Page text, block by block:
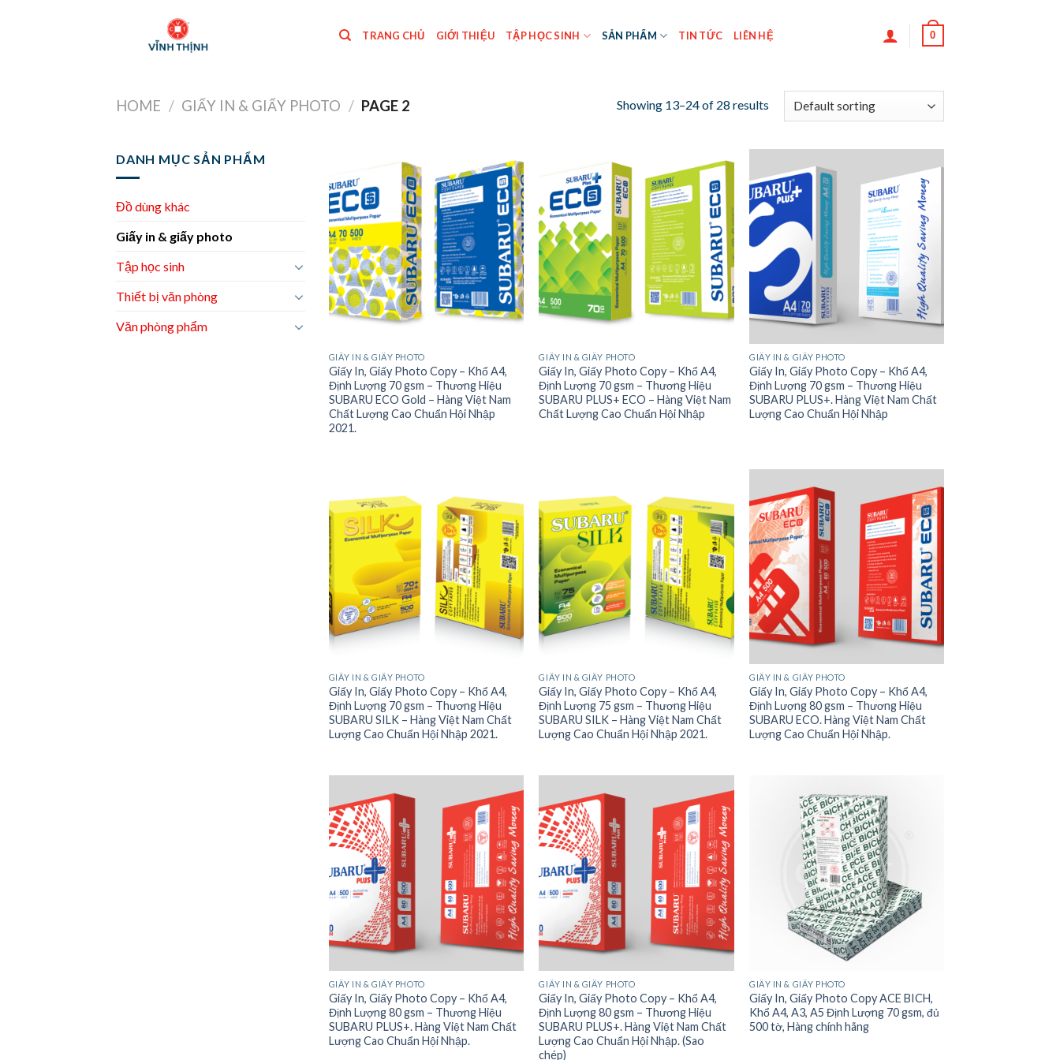
TRANG CHỦ GIỚI THIỆU TẬP HỌC SINH SẢN PHẨM TIN TỨC LIÊN HỆ 0
HOME / GIẤY IN & GIẤY PHOTO / PAGE 2 Showing 13–24 of 28 results
DANH MỤC SẢN PHẨM
Đồ dùng khác
Giấy in & giấy photo
Tập học sinh
Thiết bị văn phòng
Văn phòng phẩm
GIẤY IN & GIẤY PHOTO
Giấy In, Giấy Photo Copy – Khổ A4,
Định Lượng 70 gsm – Thương Hiệu
SUBARU ECO Gold – Hàng Việt Nam
Chất Lượng Cao Chuẩn Hội Nhập
2021.
GIẤY IN & GIẤY PHOTO
Giấy In, Giấy Photo Copy – Khổ A4,
Định Lượng 70 gsm – Thương Hiệu
SUBARU PLUS+ ECO – Hàng Việt Nam
Chất Lượng Cao Chuẩn Hội Nhập
GIẤY IN & GIẤY PHOTO
Giấy In, Giấy Photo Copy – Khổ A4,
Định Lượng 70 gsm – Thương Hiệu
SUBARU PLUS+. Hàng Việt Nam Chất
Lượng Cao Chuẩn Hội Nhập
GIẤY IN & GIẤY PHOTO
Giấy In, Giấy Photo Copy – Khổ A4,
Định Lượng 70 gsm – Thương Hiệu
SUBARU SILK – Hàng Việt Nam Chất
Lượng Cao Chuẩn Hội Nhập 2021.
GIẤY IN & GIẤY PHOTO
Giấy In, Giấy Photo Copy – Khổ A4,
Định Lượng 75 gsm – Thương Hiệu
SUBARU SILK – Hàng Việt Nam Chất
Lượng Cao Chuẩn Hội Nhập 2021.
GIẤY IN & GIẤY PHOTO
Giấy In, Giấy Photo Copy – Khổ A4,
Định Lượng 80 gsm – Thương Hiệu
SUBARU ECO. Hàng Việt Nam Chất
Lượng Cao Chuẩn Hội Nhập.
GIẤY IN & GIẤY PHOTO
Giấy In, Giấy Photo Copy – Khổ A4,
Định Lượng 80 gsm – Thương Hiệu
SUBARU PLUS+. Hàng Việt Nam Chất
Lượng Cao Chuẩn Hội Nhập.
GIẤY IN & GIẤY PHOTO
Giấy In, Giấy Photo Copy – Khổ A4,
Định Lượng 80 gsm – Thương Hiệu
SUBARU PLUS+. Hàng Việt Nam Chất
Lượng Cao Chuẩn Hội Nhập. (Sao
chép)
GIẤY IN & GIẤY PHOTO
Giấy In, Giấy Photo Copy ACE BICH,
Khổ A4, A3, A5 Định Lượng 70 gsm, đủ
500 tờ, Hàng chính hãng